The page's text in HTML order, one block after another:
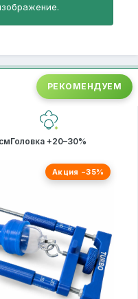
РЕКОМЕНДУЕМ
Головка +20–30%
Акция −35%